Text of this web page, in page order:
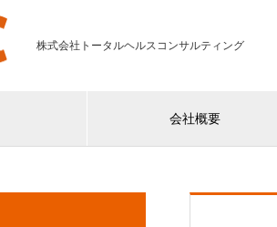
株式会社トータルヘルスコンサルティング
会社概要